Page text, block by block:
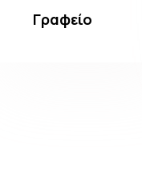
Γραφείο